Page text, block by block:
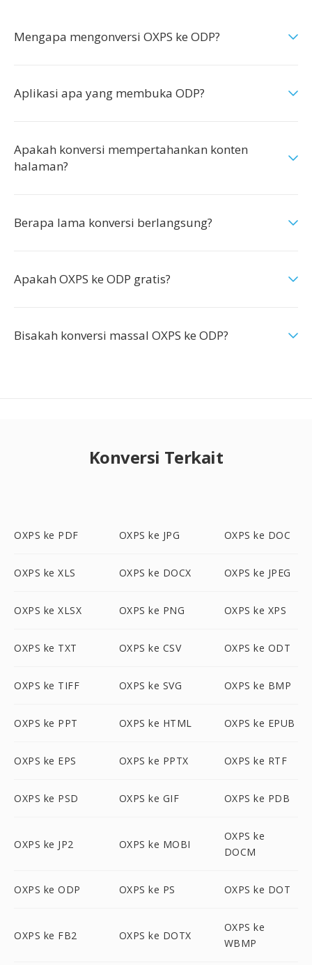
Mengapa mengonversi OXPS ke ODP?
Aplikasi apa yang membuka ODP?
Apakah konversi mempertahankan konten
halaman?
Berapa lama konversi berlangsung?
Apakah OXPS ke ODP gratis?
Bisakah konversi massal OXPS ke ODP?
Konversi Terkait
OXPS ke PDF OXPS ke JPG OXPS ke DOC
OXPS ke XLS OXPS ke DOCX OXPS ke JPEG
OXPS ke XLSX OXPS ke PNG OXPS ke XPS
OXPS ke TXT OXPS ke CSV OXPS ke ODT
OXPS ke TIFF OXPS ke SVG OXPS ke BMP
OXPS ke PPT OXPS ke HTML OXPS ke EPUB
OXPS ke EPS OXPS ke PPTX OXPS ke RTF
OXPS ke PSD OXPS ke GIF OXPS ke PDB
OXPS ke JP2 OXPS ke MOBI
OXPS ke
DOCM
OXPS ke ODP OXPS ke PS OXPS ke DOT
OXPS ke FB2 OXPS ke DOTX
OXPS ke
WBMP